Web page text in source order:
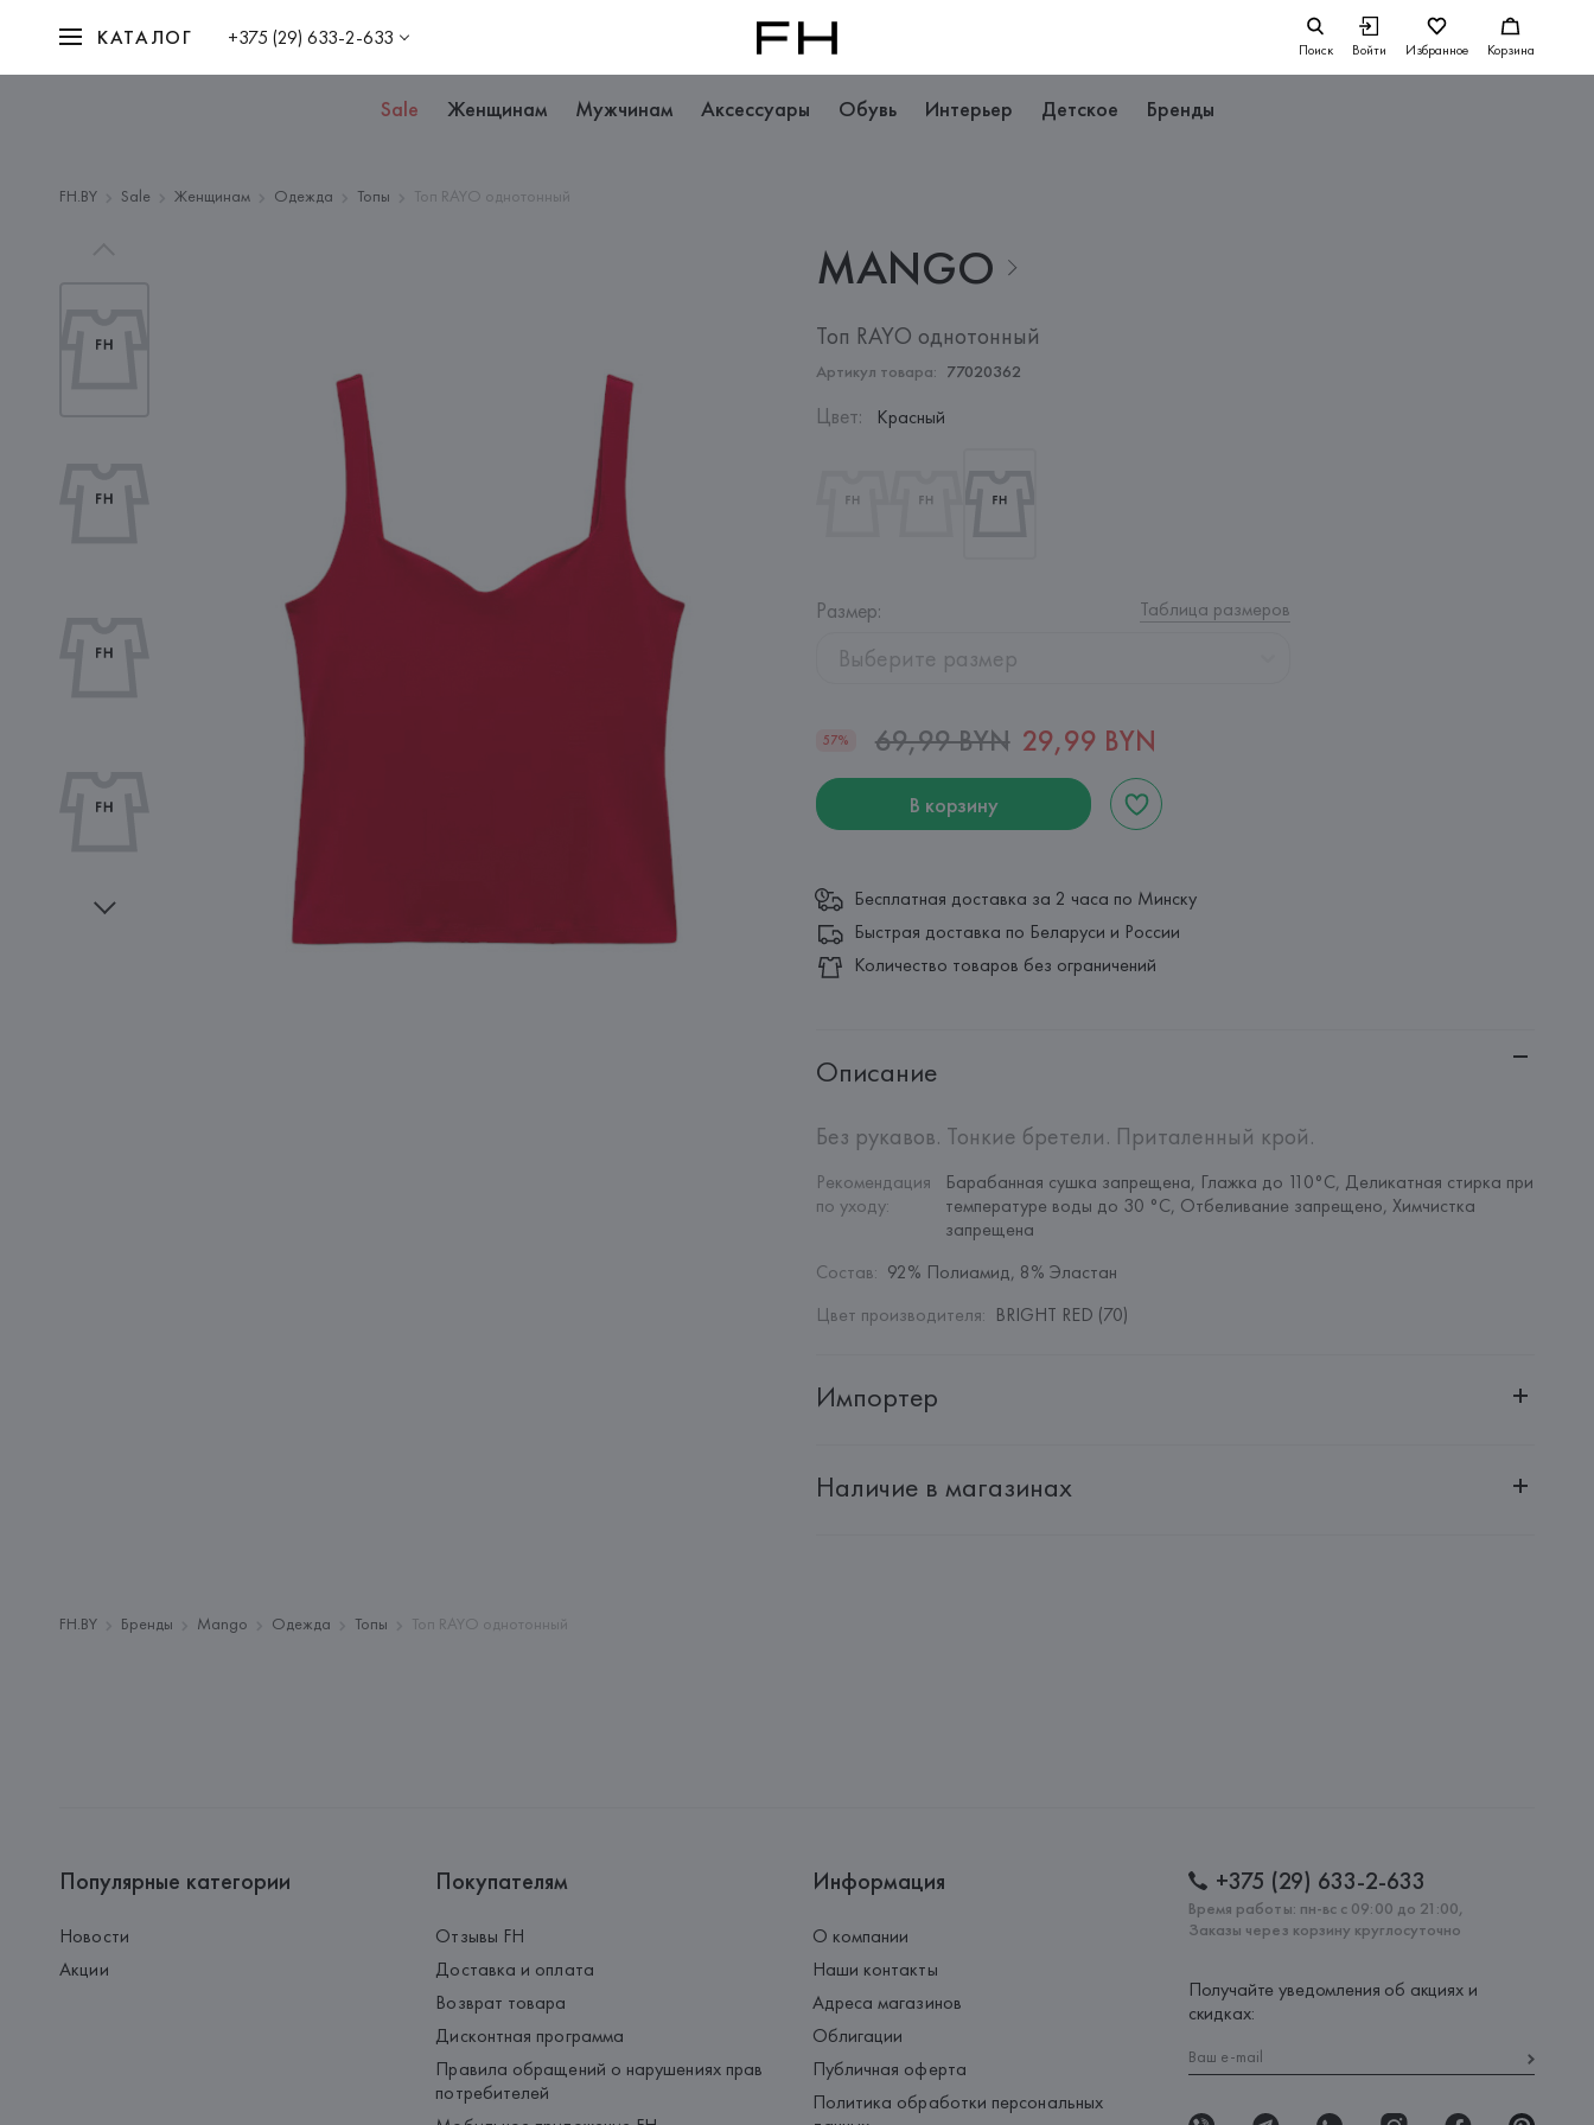
КАТАЛОГ +375 (29) 633-2-633 Поиск Войти Избранное Корзина
Sale Женщинам Мужчинам Аксессуары Обувь Интерьер Детское Бренды
FH.BY Sale Женщинам Одежда Топы Топ RAYO однотонный
MANGO
Топ RAYO однотонный
Артикул товара: 77020362
Цвет: Красный
Размер: Таблица размеров
Выберите размер
57% 69,99 BYN 29,99 BYN
В корзину
Бесплатная доставка за 2 часа по Минску
Быстрая доставка по Беларуси и России
Количество товаров без ограничений
Описание
Без рукавов. Тонкие бретели. Приталенный крой.
Рекомендация
по уходу:
Барабанная сушка запрещена, Глажка до 110°C, Деликатная стирка при
температуре воды до 30 °C, Отбеливание запрещено, Химчистка
запрещена
Состав: 92% Полиамид, 8% Эластан
Цвет производителя: BRIGHT RED (70)
Импортер
Адрес: Республика Беларусь, 220030, г. Минск, ул. Немига, 5, пом. 39, ком. 1
Наличие в магазинах
FH.BY Бренды Mango Одежда Топы Топ RAYO однотонный
Популярные категории
Новости
Акции
Покупателям
Отзывы FH
Доставка и оплата
Возврат товара
Дисконтная программа
Правила обращений о нарушениях прав
потребителей
Информация
О компании
Наши контакты
Адреса магазинов
Облигации
Публичная оферта
Политика обработки персональных
+375 (29) 633-2-633
Время работы: пн-вс с 09:00 до 21:00,
Заказы через корзину круглосуточно
Получайте уведомления об акциях и
скидках: